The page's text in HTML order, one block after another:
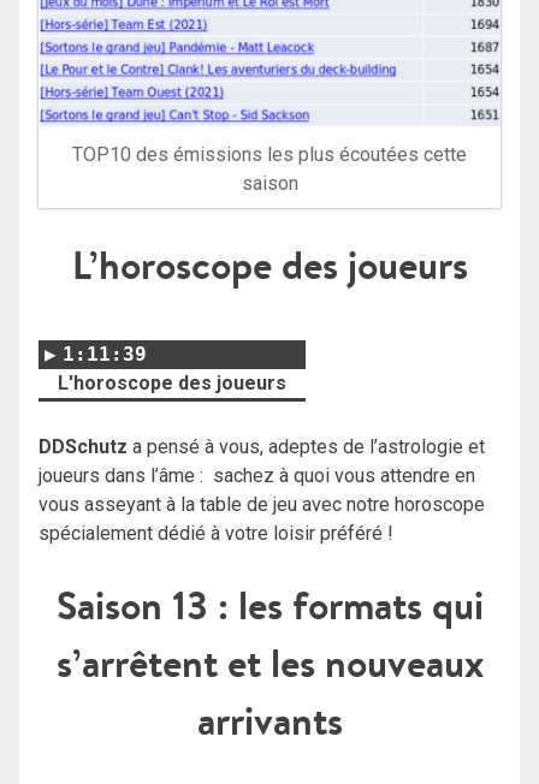
TOP10 des émissions les plus écoutées cette
saison
L’horoscope des joueurs
1:11:39
L'horoscope des joueurs
DDSchutz a pensé à vous, adeptes de l’astrologie et
joueurs dans l’âme : sachez à quoi vous attendre en
vous asseyant à la table de jeu avec notre horoscope
spécialement dédié à votre loisir préféré !
Saison 13 : les formats qui
s’arrêtent et les nouveaux
arrivants